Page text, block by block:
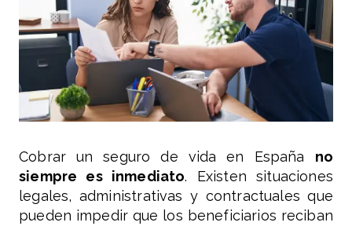
Cobrar un seguro de vida en España no
siempre es inmediato. Existen situaciones
legales, administrativas y contractuales que
pueden impedir que los beneficiarios reciban